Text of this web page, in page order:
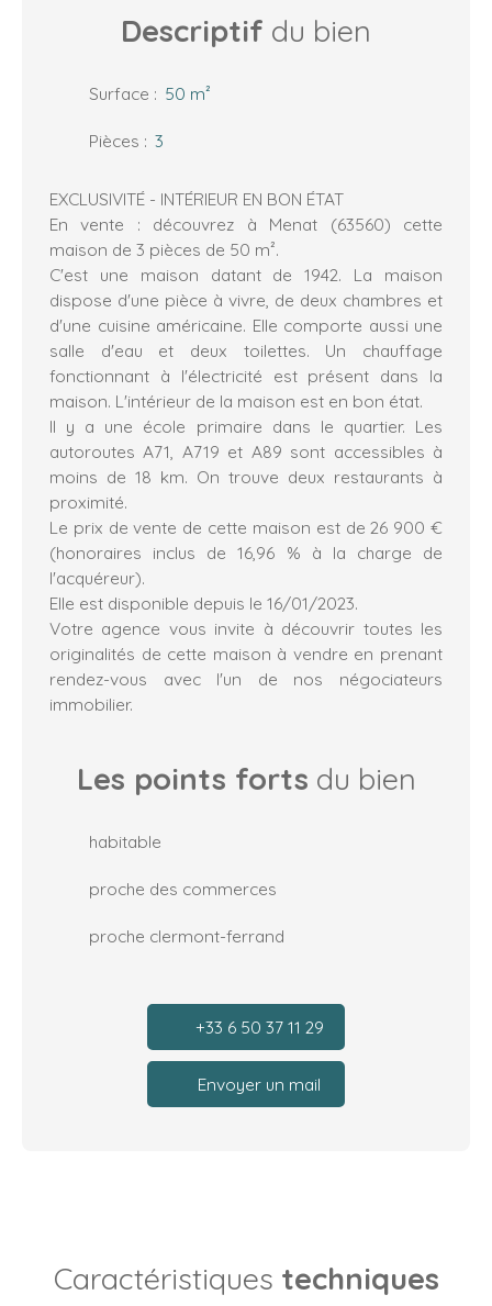
Descriptif du bien
Surface : 50 m²
Pièces : 3
EXCLUSIVITÉ - INTÉRIEUR EN BON ÉTAT
En vente : découvrez à Menat (63560) cette
maison de 3 pièces de 50 m².
C'est une maison datant de 1942. La maison
dispose d'une pièce à vivre, de deux chambres et
d'une cuisine américaine. Elle comporte aussi une
salle d'eau et deux toilettes. Un chauffage
fonctionnant à l'électricité est présent dans la
maison. L'intérieur de la maison est en bon état.
Il y a une école primaire dans le quartier. Les
autoroutes A71, A719 et A89 sont accessibles à
moins de 18 km. On trouve deux restaurants à
proximité.
Le prix de vente de cette maison est de 26 900 €
(honoraires inclus de 16,96 % à la charge de
l'acquéreur).
Elle est disponible depuis le 16/01/2023.
Votre agence vous invite à découvrir toutes les
originalités de cette maison à vendre en prenant
rendez-vous avec l'un de nos négociateurs
immobilier.
Les points forts du bien
habitable
proche des commerces
proche clermont-ferrand
+33 6 50 37 11 29
Envoyer un mail
Caractéristiques techniques